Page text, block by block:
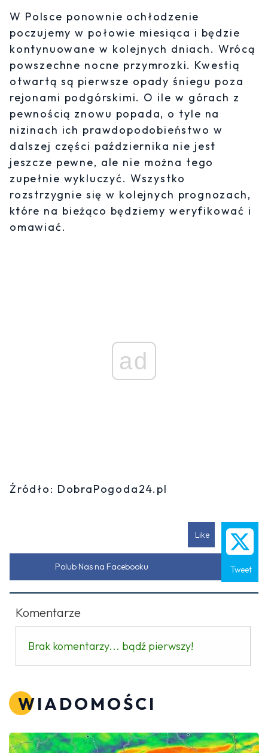
W Polsce ponownie ochłodzenie
poczujemy w połowie miesiąca i będzie
kontynuowane w kolejnych dniach. Wrócą
powszechne nocne przymrozki. Kwestią
otwartą są pierwsze opady śniegu poza
rejonami podgórskimi. O ile w górach z
pewnością znowu popada, o tyle na
nizinach ich prawdopodobieństwo w
dalszej części października nie jest
jeszcze pewne, ale nie można tego
zupełnie wykluczyć. Wszystko
rozstrzygnie się w kolejnych prognozach,
które na bieżąco będziemy weryfikować i
omawiać.
ad
Źródło: DobraPogoda24.pl
Like
Tweet
Polub Nas na Facebooku
Komentarze
Brak komentarzy... bądź pierwszy!
WIADOMOŚCI